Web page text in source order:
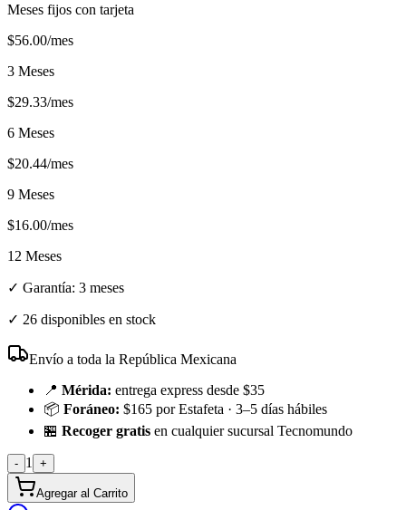
Meses fijos con tarjeta
$56.00/mes
3 Meses
$29.33/mes
6 Meses
$20.44/mes
9 Meses
$16.00/mes
12 Meses
✓ Garantía: 3 meses
✓ 26 disponibles en stock
Envío a toda la República Mexicana
📍 Mérida: entrega express desde $35
📦 Foráneo: $165 por Estafeta · 3–5 días hábiles
🏪 Recoger gratis en cualquier sucursal Tecnomundo
- 1 +
Agregar al Carrito